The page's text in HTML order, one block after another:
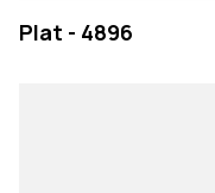
Plat - 4896